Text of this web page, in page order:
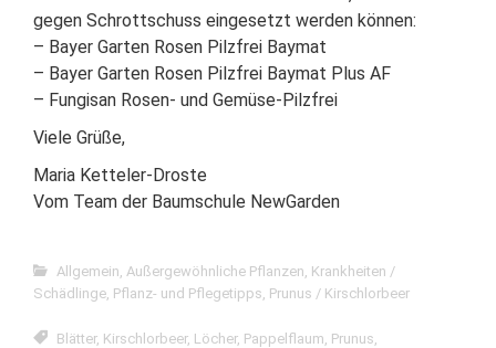
gegen Schrottschuss eingesetzt werden können:
– Bayer Garten Rosen Pilzfrei Baymat
– Bayer Garten Rosen Pilzfrei Baymat Plus AF
– Fungisan Rosen- und Gemüse-Pilzfrei
Viele Grüße,
Maria Ketteler-Droste
Vom Team der Baumschule NewGarden
Allgemein, Außergewöhnliche Pflanzen, Krankheiten /
Schädlinge, Pflanz- und Pflegetipps, Prunus / Kirschlorbeer
Blätter, Kirschlorbeer, Löcher, Pappelflaum, Prunus,